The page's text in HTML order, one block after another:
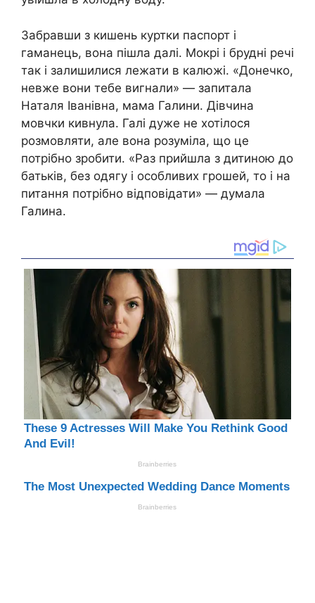
Забравши з кишень куртки паспорт і
гаманець, вона пішла далі. Мокрі і брудні речі
так і залишилися лежати в калюжі. «Донечко,
невже вони тебе вигнали» — запитала
Наталя Іванівна, мама Галини. Дівчина
мовчки кивнула. Галі дуже не хотілося
розмовляти, але вона розуміла, що це
потрібно зробити. «Раз прийшла з дитиною до
батьків, без одягу і особливих грошей, то і на
питання потрібно відповідати» — думала
Галина.